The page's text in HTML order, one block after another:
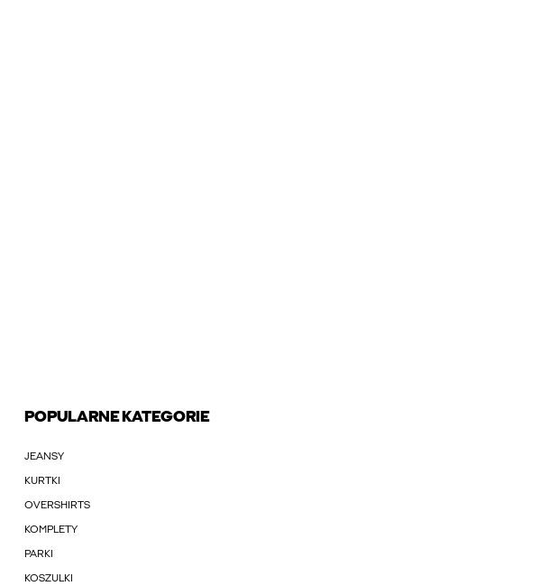
POPULARNE KATEGORIE
JEANSY
KURTKI
OVERSHIRTS
KOMPLETY
PARKI
KOSZULKI